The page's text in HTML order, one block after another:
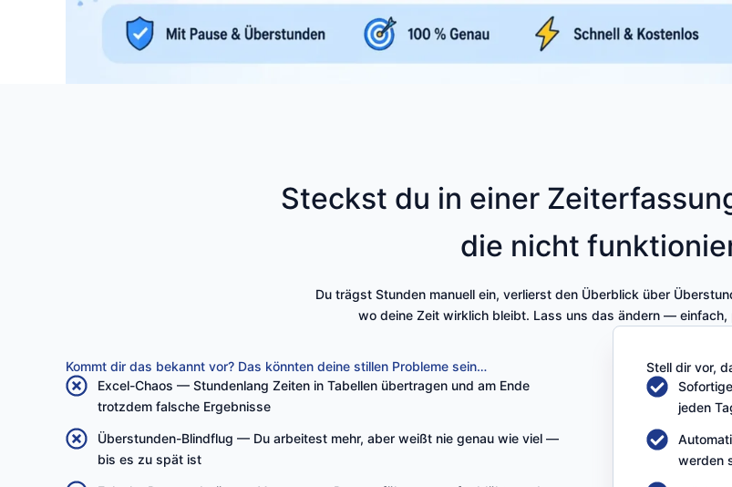
Steckst du in einer
die nicht
Du trägst Stunden manuell ein, verlierst den Überblick über
wo deine Zeit wirklich bleibt. Lass uns das ändern — einfach,
Kommt dir das bekannt vor? Das könnten deine stillen Probleme sein…
Excel-Chaos — Stundenlang Zeiten in Tabellen übertragen und am Ende
trotzdem falsche Ergebnisse
Überstunden-Blindflug — Du arbeitest mehr, aber weißt nie genau wie viel —
bis es zu spät ist
Stell dir vor,
jeden
werden